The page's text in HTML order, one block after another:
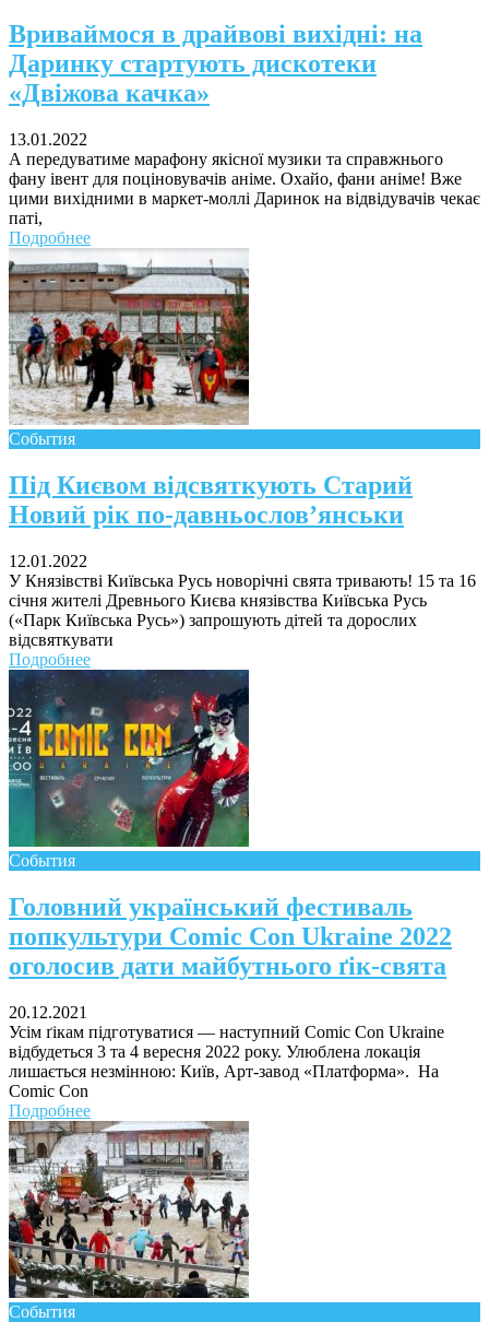
Вриваймося в драйвові вихідні: на
Даринку стартують дискотеки
«Двіжова качка»
13.01.2022
А передуватиме марафону якісної музики та справжнього
фану івент для поціновувачів аніме. Охайо, фани аніме! Вже
цими вихідними в маркет-моллі Даринок на відвідувачів чекає
паті,
Подробнее
События
Під Києвом відсвяткують Старий
Новий рік по-давньослов’янськи
12.01.2022
У Князівстві Київська Русь новорічні свята тривають! 15 та 16
січня жителі Древнього Києва князівства Київська Русь
(«Парк Київська Русь») запрошують дітей та дорослих
відсвяткувати
Подробнее
События
Головний український фестиваль
попкультури Comic Con Ukraine 2022
оголосив дати майбутнього ґік-свята
20.12.2021
Усім ґікам підготуватися — наступний Comic Con Ukraine
відбудеться 3 та 4 вересня 2022 року. Улюблена локація
лишається незмінною: Київ, Арт-завод «Платформа». На
Comic Con
Подробнее
События